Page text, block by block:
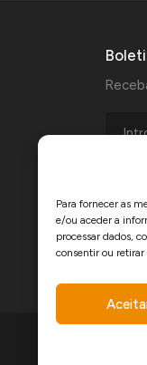
Para fornecer as
e/ou aceder a
processar dados,
consentir ou